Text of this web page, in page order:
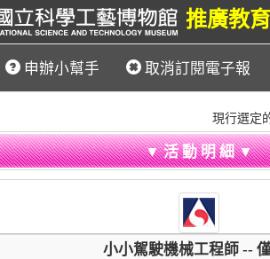
推廣教
申辦小幫手 取消訂閱電子報
現行選定
▼ 活 動 明 細 ▼
小小駕駛機械工程師 --